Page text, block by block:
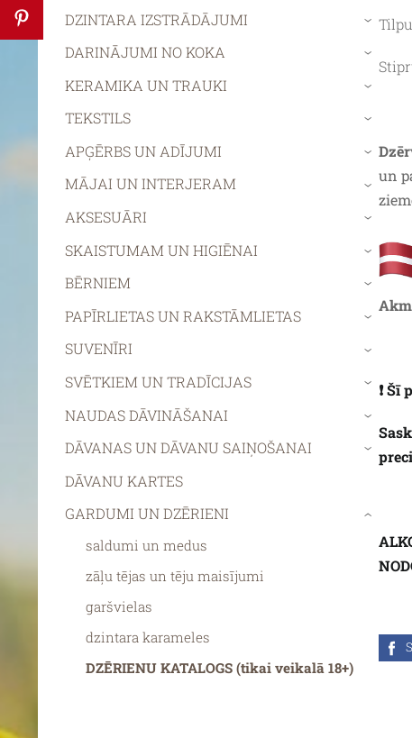
DZINTARA IZSTRĀDĀJUMI ›
DARINĀJUMI NO KOKA ›
KERAMIKA UN TRAUKI ›
TEKSTILS ›
APĢĒRBS UN ADĪJUMI ›
MĀJAI UN INTERJERAM ›
AKSESUĀRI ›
SKAISTUMAM UN HIGIĒNAI ›
BĒRNIEM ›
PAPĪRLIETAS UN RAKSTĀMLIETAS ›
SUVENĪRI ›
SVĒTKIEM UN TRADĪCIJAS ›
NAUDAS DĀVINĀŠANAI ›
DĀVANAS UN DĀVANU SAIŅOŠANAI ›
DĀVANU KARTES
GARDUMI UN DZĒRIENI
saldumi un medus
zāļu tējas un tēju maisījumi
garšvielas
dzintara karameles
DZĒRIENU KATALOGS (tikai veikalā 18+)
›
un
❗